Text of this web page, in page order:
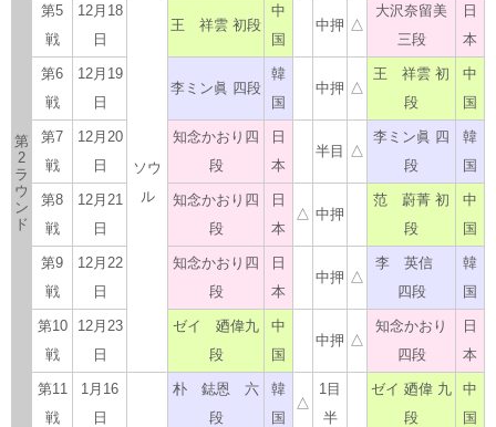
第
2
ラ
ウ
ン
ド
第5
戦
12月18
日
ソウ
ル
王 祥雲 初段
中
国
中押 △
大沢奈留美
三段
日
本
第6
戦
12月19
日
李ミン眞 四段
韓
国
中押 △
王 祥雲 初
段
中
国
第7
戦
12月20
日
知念かおり四
段
日
本
半目 △
李ミン眞 四
段
韓
国
第8
戦
12月21
日
知念かおり四
段
日
本
△ 中押
范 蔚菁 初
段
中
国
第9
戦
12月22
日
知念かおり四
段
日
本
中押 △
李 英信
四段
韓
国
第10
戦
12月23
日
ゼイ 廼偉九
段
中
国
中押 △
知念かおり
四段
日
本
第11
戦
1月16
日
朴 鋕恩 六
段
韓
国
△
1目
半
ゼイ 廼偉 九
段
中
国